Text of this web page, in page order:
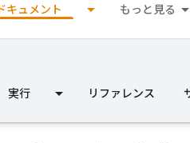
キュメント もっと見る
実行 リファレンス